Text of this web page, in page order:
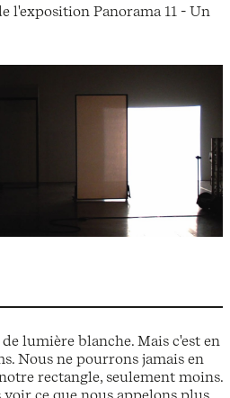
l'exposition Panorama 11 - Un
lumière blanche. Mais c'est en
Nous ne pourrons jamais en
rectangle, seulement moins.